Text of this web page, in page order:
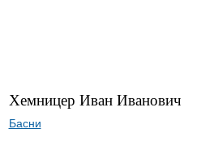
Хемницер Иван Иванович
Басни